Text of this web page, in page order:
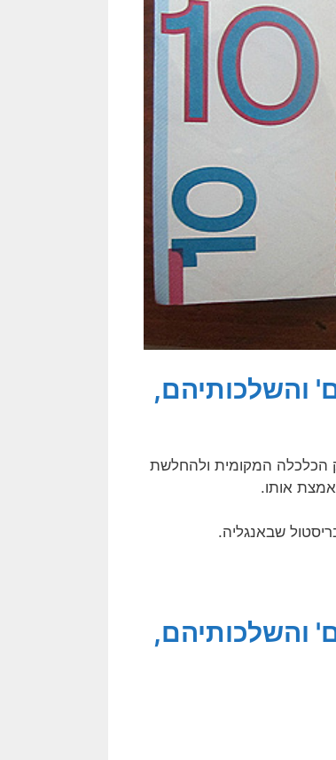
והשלכותיהם,
הכלכלה המקומית ולהחלשת
אותו.
והשלכותיהם,